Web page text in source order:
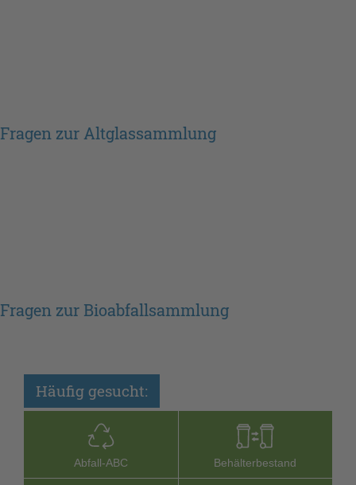
Fragen zur Altglassammlung
Fragen zur Bioabfallsammlung
Häufig gesucht:
Abfall-­ABC Behälterbestand